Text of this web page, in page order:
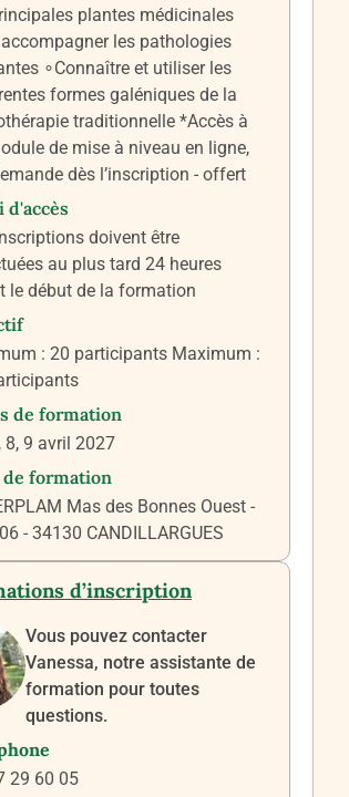
plantes médicinales
les pathologies
∘Connaître et utiliser les
formes galéniques de la
traditionnelle *Accès à
de mise à niveau en ligne,
dès l’inscription - offert
d'accès
doivent être
au plus tard 24 heures
le début de la formation
: 20 participants Maximum :
de formation
8, 9 avril 2027
formation
Mas des Bonnes Ouest -
- 34130 CANDILLARGUES
d’inscription
Vous pouvez contacter
Vanessa, notre assistante de
formation pour toutes
questions.
29 60 05